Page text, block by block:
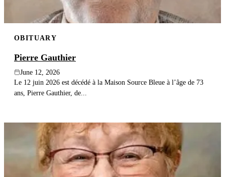
OBITUARY
Pierre Gauthier
June 12, 2026
Le 12 juin 2026 est décédé à la Maison Source Bleue à l’âge de 73
ans, Pierre Gauthier, de...